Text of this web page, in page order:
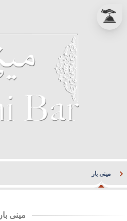
مینی بار
مینی بار